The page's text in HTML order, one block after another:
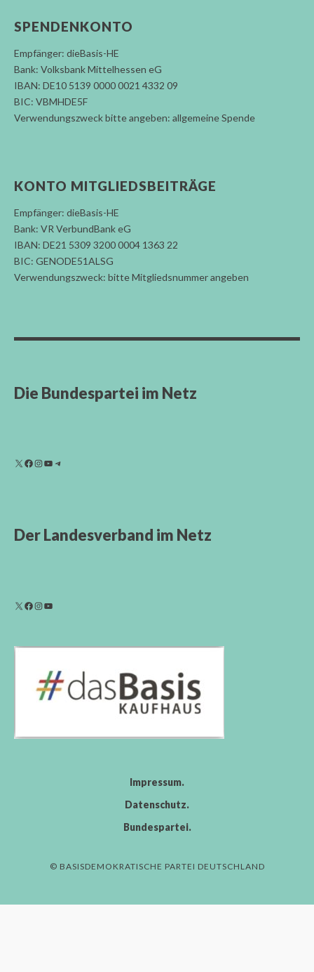
SPENDENKONTO
Empfänger: dieBasis-HE
Bank: Volksbank Mittelhessen eG
IBAN: DE10 5139 0000 0021 4332 09
BIC: VBMHDE5F
Verwendungszweck bitte angeben: allgemeine Spende
KONTO MITGLIEDSBEITRÄGE
Empfänger: dieBasis-HE
Bank: VR VerbundBank eG
IBAN: DE21 5309 3200 0004 1363 22
BIC: GENODE51ALSG
Verwendungszweck: bitte Mitgliedsnummer angeben
Die Bundespartei im Netz
Der Landesverband im Netz
Impressum
Datenschutz
Bundespartei
© BASISDEMOKRATISCHE PARTEI DEUTSCHLAND